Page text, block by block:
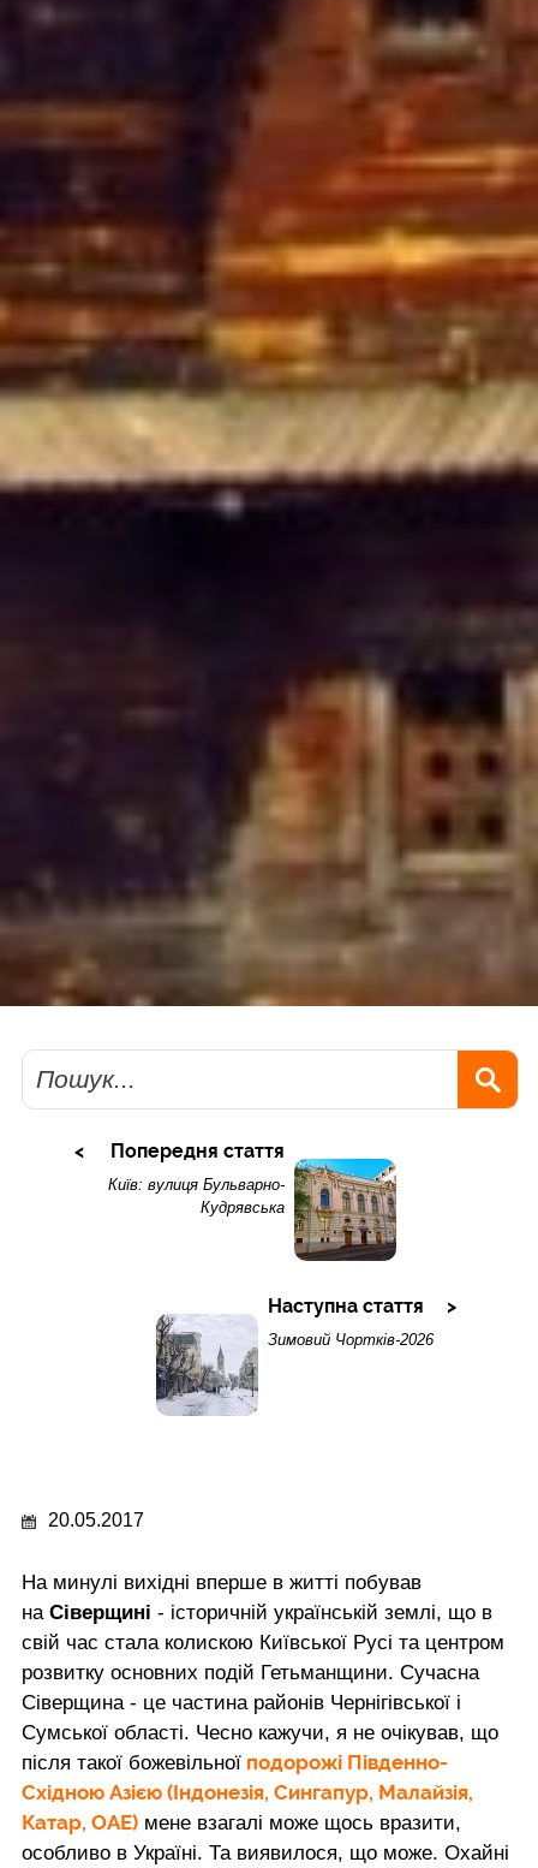
Пошук
Попередня стаття
Київ: вулиця Бульварно-
Кудрявська
Наступна стаття
Зимовий Чортків-2026
20.05.2017
На минулі вихідні вперше в житті побував
на Сіверщині - історичній українській землі, що в
свій час стала колискою Київської Русі та центром
розвитку основних подій Гетьманщини. Сучасна
Сіверщина - це частина районів Чернігівської і
Сумської області. Чесно кажучи, я не очікував, що
після такої божевільної подорожі Південно-
Східною Азією (Індонезія, Сингапур, Малайзія,
Катар, ОАЕ) мене взагалі може щось вразити,
особливо в Україні. Та виявилося, що може. Охайні